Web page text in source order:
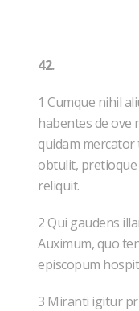
42.
1 Cumque nihil
habentes de ove
quidam mercator
obtulit, pretioque
reliquit.
2 Qui gaudens
Auximum, quo
episcopum
3 Miranti igitur